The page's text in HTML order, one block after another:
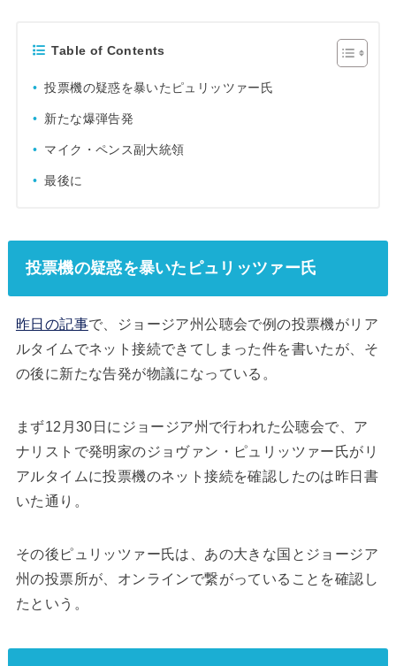
Table of Contents
投票機の疑惑を暴いたピュリッツァー氏
新たな爆弾告発
マイク・ペンス副大統領
最後に
投票機の疑惑を暴いたピュリッツァー氏
昨日の記事で、ジョージア州公聴会で例の投票機がリア
ルタイムでネット接続できてしまった件を書いたが、そ
の後に新たな告発が物議になっている。
まず12月30日にジョージア州で行われた公聴会で、ア
ナリストで発明家のジョヴァン・ピュリッツァー氏がリ
アルタイムに投票機のネット接続を確認したのは昨日書
いた通り。
その後ピュリッツァー氏は、あの大きな国とジョージア
州の投票所が、オンラインで繋がっていることを確認し
たという。